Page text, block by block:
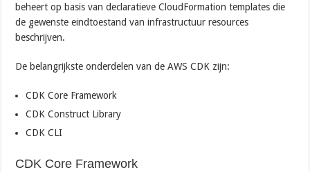
beheert op basis van declaratieve CloudFormation templates die
de gewenste eindtoestand van infrastructuur resources
beschrijven.
De belangrijkste onderdelen van de AWS CDK zijn:
CDK Core Framework
CDK Construct Library
CDK CLI
CDK Core Framework